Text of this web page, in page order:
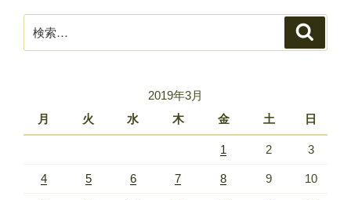
索:
2019年3月
月
火 水 木 金 土 日
1 2 3
4 5 6 7 8 9 10